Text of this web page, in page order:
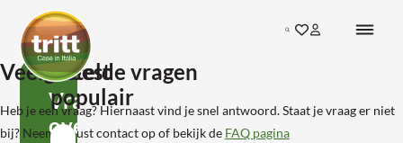
Ga direct naar de inhoud
Terug naar de startpagina
Search
Ga naar favorieten
Inloggen bij
Veelgestelde vragen
Heb je een vraag? Hiernaast vind je snel antwoord. Staat je vraag er niet
bij? Neem gerust contact op of bekijk de FAQ pagina
Vragen
over
Meest
populair